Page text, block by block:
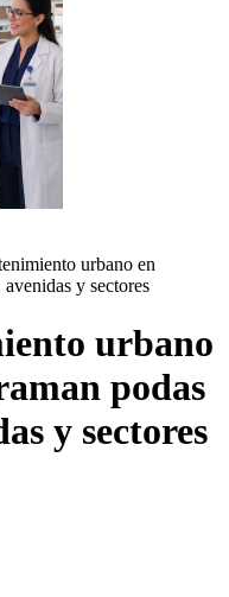
urbano en
y sectores
urbano
podas
y sectores